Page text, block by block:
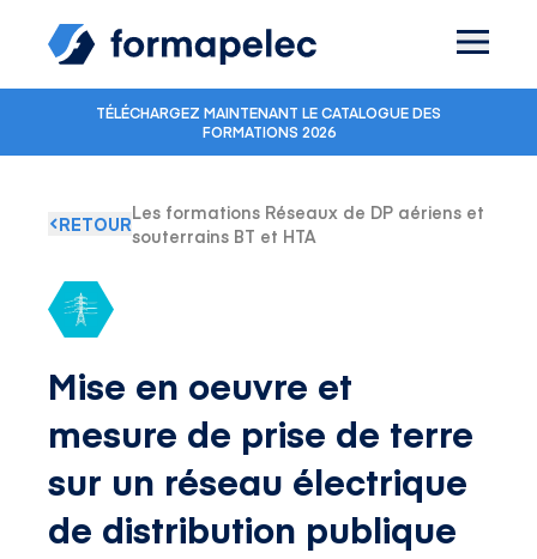
TÉLÉCHARGEZ MAINTENANT LE CATALOGUE DES
FORMATIONS 2026
RETOURLes formations Réseaux de DP aériens et
souterrains BT et HTA
Mise en oeuvre et
mesure de prise de terre
sur un réseau électrique
de distribution publique